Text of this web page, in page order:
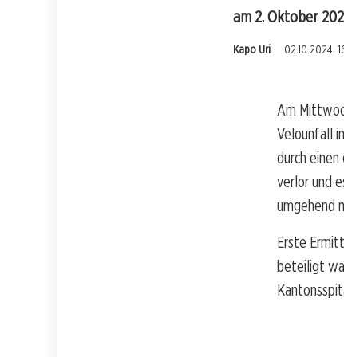
am 2. Oktober
Kapo Uri 02.10.2024,
Am
Velounfall
durch
verlor und
umgehend
Erste
beteiligt